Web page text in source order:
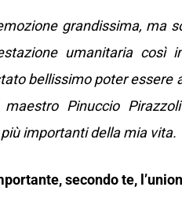
grandissima, ma
umanitaria così
bellissimo poter essere
Pinuccio
importanti della mia vita.
secondo te,